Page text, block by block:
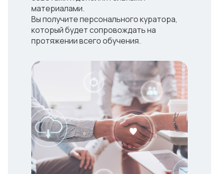
материалами.
Вы получите персонального куратора,
который будет сопровождать на
протяжении всего обучения.